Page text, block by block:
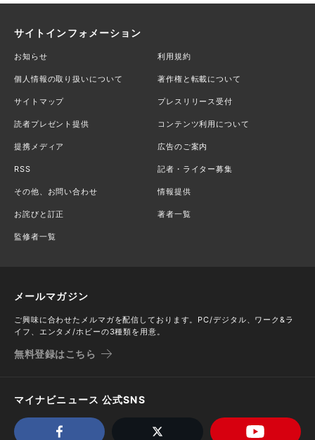
サイトインフォメーション
お知らせ 利用規約
個人情報の取り扱いについて 著作権と転載について
サイトマップ プレスリリース受付
読者プレゼント提供 コンテンツ利用について
提携メディア 広告のご案内
RSS 記者・ライター募集
その他、お問い合わせ 情報提供
お詫びと訂正 著者一覧
監修者一覧
メールマガジン
ご興味に合わせたメルマガを配信しております。PC/デジタル、ワーク&ラ
イフ、エンタメ/ホビーの3種類を用意。
無料登録はこちら
マイナビニュース 公式SNS